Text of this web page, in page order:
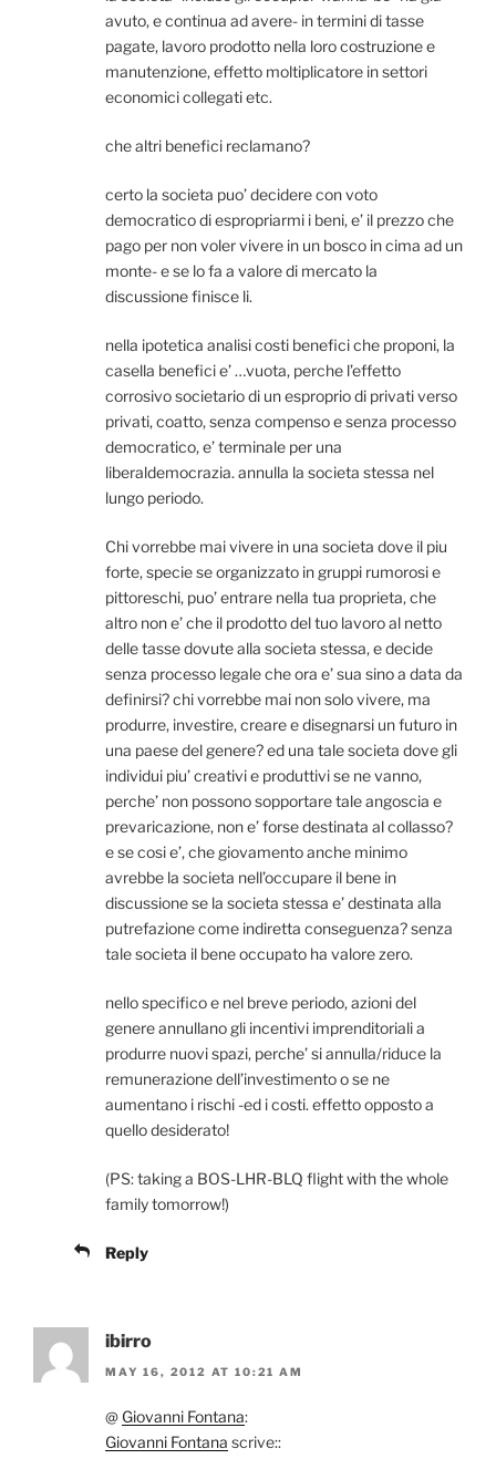
avuto, e continua ad avere- in termini di tasse
pagate, lavoro prodotto nella loro costruzione e
manutenzione, effetto moltiplicatore in settori
economici collegati etc.
che altri benefici reclamano?
certo la societa puo’ decidere con voto
democratico di espropriarmi i beni, e’ il prezzo che
pago per non voler vivere in un bosco in cima ad un
monte- e se lo fa a valore di mercato la
discussione finisce li.
nella ipotetica analisi costi benefici che proponi, la
casella benefici e’ …vuota, perche l’effetto
corrosivo societario di un esproprio di privati verso
privati, coatto, senza compenso e senza processo
democratico, e’ terminale per una
liberaldemocrazia. annulla la societa stessa nel
lungo periodo.
Chi vorrebbe mai vivere in una societa dove il piu
forte, specie se organizzato in gruppi rumorosi e
pittoreschi, puo’ entrare nella tua proprieta, che
altro non e’ che il prodotto del tuo lavoro al netto
delle tasse dovute alla societa stessa, e decide
senza processo legale che ora e’ sua sino a data da
definirsi? chi vorrebbe mai non solo vivere, ma
produrre, investire, creare e disegnarsi un futuro in
una paese del genere? ed una tale societa dove gli
individui piu’ creativi e produttivi se ne vanno,
perche’ non possono sopportare tale angoscia e
prevaricazione, non e’ forse destinata al collasso?
e se cosi e’, che giovamento anche minimo
avrebbe la societa nell’occupare il bene in
discussione se la societa stessa e’ destinata alla
putrefazione come indiretta conseguenza? senza
tale societa il bene occupato ha valore zero.
nello specifico e nel breve periodo, azioni del
genere annullano gli incentivi imprenditoriali a
produrre nuovi spazi, perche’ si annulla/riduce la
remunerazione dell’investimento o se ne
aumentano i rischi -ed i costi. effetto opposto a
quello desiderato!
(PS: taking a BOS-LHR-BLQ flight with the whole
family tomorrow!)
Reply
ibirro
MAY 16, 2012 AT 10:21 AM
@ Giovanni Fontana:
Giovanni Fontana scrive::